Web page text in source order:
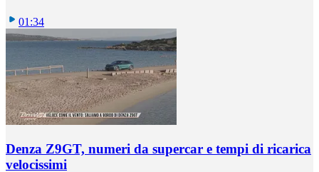
01:34
Denza Z9GT, numeri da supercar e tempi di ricarica
velocissimi